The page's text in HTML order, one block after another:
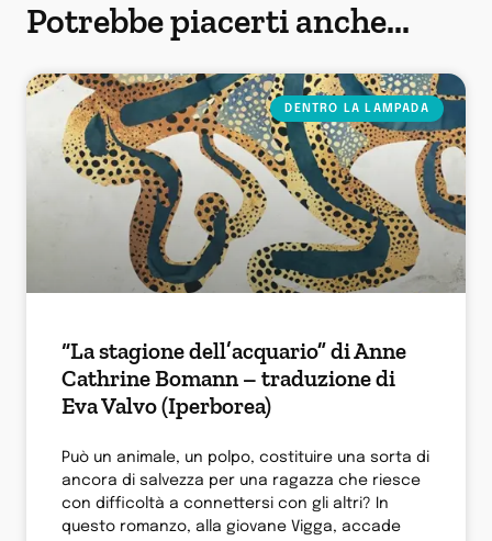
Potrebbe piacerti anche...
DENTRO LA LAMPADA
“La stagione dell’acquario” di Anne
Cathrine Bomann – traduzione di
Eva Valvo (Iperborea)
Può un animale, un polpo, costituire una sorta di
ancora di salvezza per una ragazza che riesce
con difficoltà a connettersi con gli altri? In
questo romanzo, alla giovane Vigga, accade